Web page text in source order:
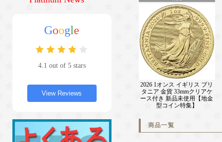
Google
4.1 out of 5 stars
View Reviews
2026 1オンス イギリス ブリ
タニア 金貨 33mmクリアケ
ース付き 新品未使用【地金
型コイン特集】
商品一覧